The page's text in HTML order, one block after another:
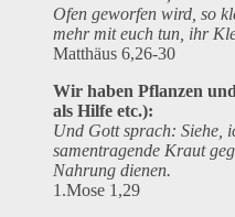
Ofen geworfen wird, so
mehr mit euch tun, ihr
Matthäus 6,26-30
Wir haben Pflanzen
als Hilfe etc.):
Und Gott sprach: Siehe,
samentragende Kraut
Nahrung dienen.
1.Mose 1,29